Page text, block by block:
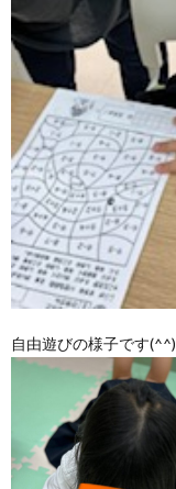
自由遊びの様子です(^^)